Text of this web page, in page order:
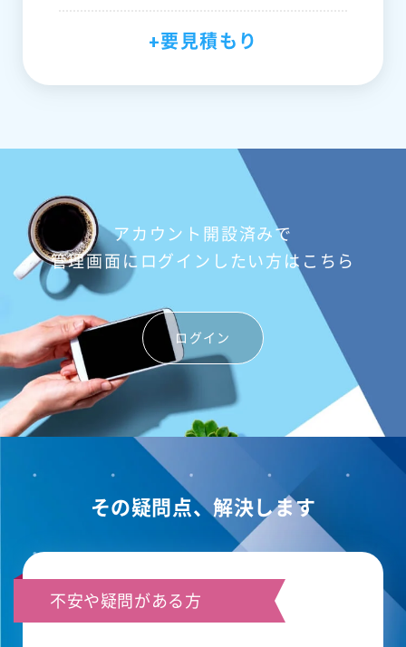
+要見積もり
アカウント開設済みで
管理画面にログインしたい方はこちら
ログイン
その疑問点、解決します
不安や疑問がある方